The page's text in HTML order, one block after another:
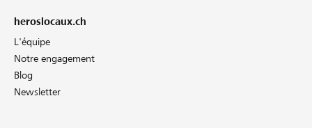
heroslocaux.ch
L'équipe
Notre engagement
Blog
Newsletter